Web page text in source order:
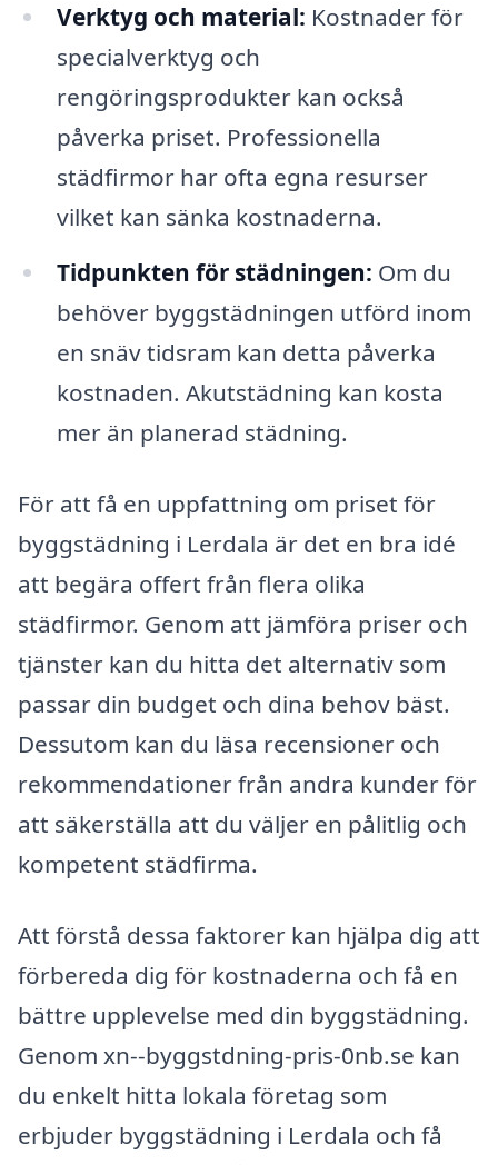
Verktyg och material: Kostnader för
specialverktyg och
rengöringsprodukter kan också
påverka priset. Professionella
städfirmor har ofta egna resurser
vilket kan sänka kostnaderna.
Tidpunkten för städningen: Om du
behöver byggstädningen utförd inom
en snäv tidsram kan detta påverka
kostnaden. Akutstädning kan kosta
mer än planerad städning.
För att få en uppfattning om priset för
byggstädning i Lerdala är det en bra idé
att begära offert från flera olika
städfirmor. Genom att jämföra priser och
tjänster kan du hitta det alternativ som
passar din budget och dina behov bäst.
Dessutom kan du läsa recensioner och
rekommendationer från andra kunder för
att säkerställa att du väljer en pålitlig och
kompetent städfirma.
Att förstå dessa faktorer kan hjälpa dig att
förbereda dig för kostnaderna och få en
bättre upplevelse med din byggstädning.
Genom xn--byggstdning-pris-0nb.se kan
du enkelt hitta lokala företag som
erbjuder byggstädning i Lerdala och få